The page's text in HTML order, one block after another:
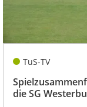
TuS-TV
die SG